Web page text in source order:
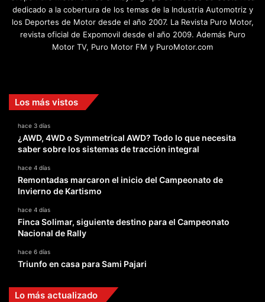
dedicado a la cobertura de los temas de la Industria Automotriz y
los Deportes de Motor desde el año 2007. La Revista Puro Motor,
revista oficial de Expomovil desde el año 2009. Además Puro
Motor TV, Puro Motor FM y PuroMotor.com
Los más vistos
hace 3 días
¿AWD, 4WD o Symmetrical AWD? Todo lo que necesita
saber sobre los sistemas de tracción integral
hace 4 días
Remontadas marcaron el inicio del Campeonato de
Invierno de Kartismo
hace 4 días
Finca Solimar, siguiente destino para el Campeonato
Nacional de Rally
hace 6 días
Triunfo en casa para Sami Pajari
Lo más actualizado